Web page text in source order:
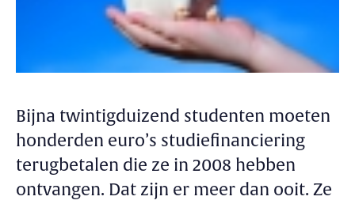
Bijna twintigduizend studenten moeten
honderden euro’s studiefinanciering
terugbetalen die ze in 2008 hebben
ontvangen. Dat zijn er meer dan ooit. Ze